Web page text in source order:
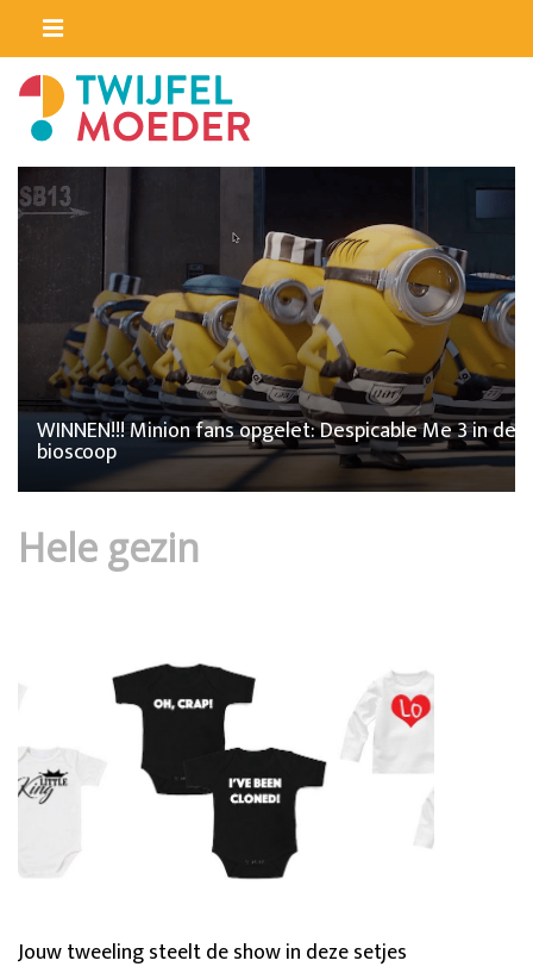
WINNEN!!! Minion fans opgelet: Despicable Me 3 in de
bioscoop
Hele gezin
Jouw tweeling steelt de show in deze setjes